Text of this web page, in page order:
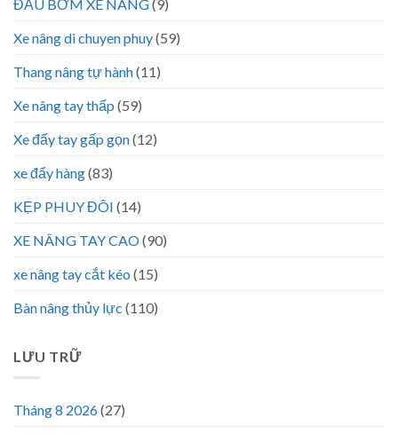
ĐẦU BƠM XE NÂNG(9)
Xe nâng di chuyen phuy(59)
Thang nâng tự hành(11)
Xe nâng tay thấp (59)
Xe đẩy tay gấp gọn(12)
xe đẩy hàng(83)
KẸP PHUY ĐÔI (14)
XE NÂNG TAY CAO(90)
xe nâng tay cắt kéo (15)
Bàn nâng thủy lực (110)
LƯU TRỮ
Tháng 8 2026(27)